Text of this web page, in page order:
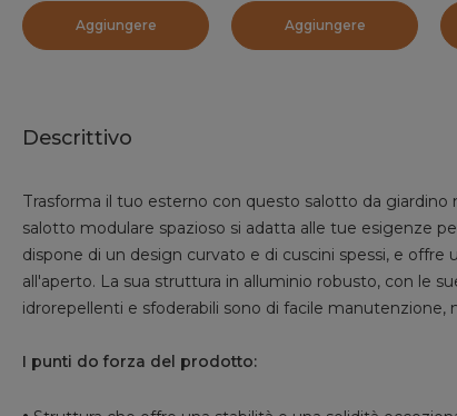
Aggiungere Aggiungere
Descrittivo
Trasforma il tuo esterno con questo salotto da
salotto modulare spazioso si adatta alle tue esigenze
dispone di un design curvato e di cuscini spessi, e
all'aperto. La sua struttura in alluminio robusto, con le
idrorepellenti e sfoderabili sono di facile
I punti do forza del prodotto: